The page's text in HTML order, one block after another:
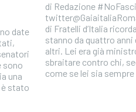
date
sono
una
è stato
di Redazione
di Fratelli d’Italia
stanno da quattro anni
altri. Lei era già
sbraitare contro chi,
come se lei sia